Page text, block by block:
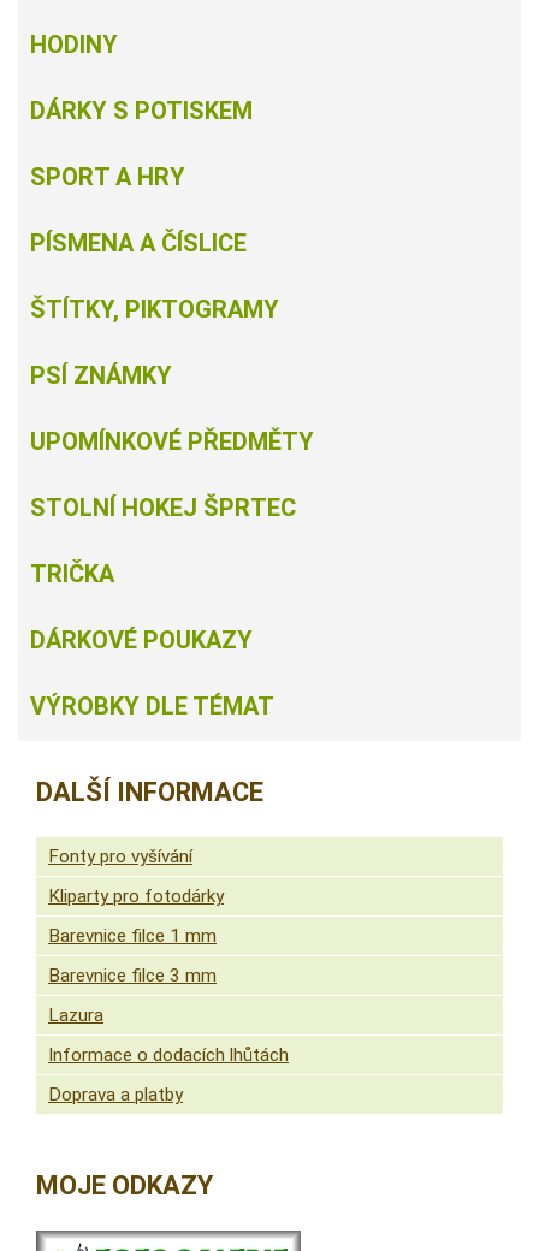
HODINY
DÁRKY S POTISKEM
SPORT A HRY
PÍSMENA A ČÍSLICE
ŠTÍTKY, PIKTOGRAMY
PSÍ ZNÁMKY
UPOMÍNKOVÉ PŘEDMĚTY
STOLNÍ HOKEJ ŠPRTEC
TRIČKA
DÁRKOVÉ POUKAZY
VÝROBKY DLE TÉMAT
DALŠÍ INFORMACE
Fonty pro vyšívání
Kliparty pro fotodárky
Barevnice filce 1 mm
Barevnice filce 3 mm
Lazura
Informace o dodacích lhůtách
Doprava a platby
MOJE ODKAZY